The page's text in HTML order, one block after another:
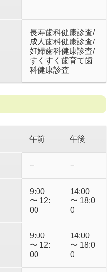
長寿歯科健康診査/
成人歯科健康診査/
妊婦歯科健康診査/
すくすく歯育て歯
科健康診査
午前 午後
− −
9:00
〜 12:
00
14:00
〜 18:0
0
9:00
〜 12:
00
14:00
〜 18:0
0